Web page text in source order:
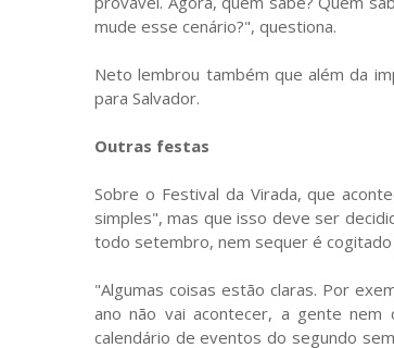
mude esse cenário?", questiona.
Neto lembrou também que além da
para Salvador.
Outras festas
Sobre o Festival da Virada, que
simples", mas que isso deve ser
todo setembro, nem sequer é cogitado
"Algumas coisas estão claras. Por
ano não vai acontecer, a gente nem
calendário de eventos do segundo